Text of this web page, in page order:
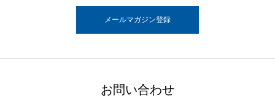
メールマガジン登録
お問い合わせ